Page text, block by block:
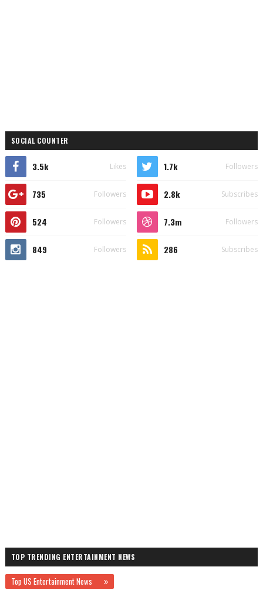
SOCIAL COUNTER
3.5k Likes 1.7k Followers
735 Followers 2.8k Subscribes
524 Followers 7.3m Followers
849 Followers 286 Subscribes
TOP TRENDING ENTERTAINMENT NEWS
Top US Entertainment News